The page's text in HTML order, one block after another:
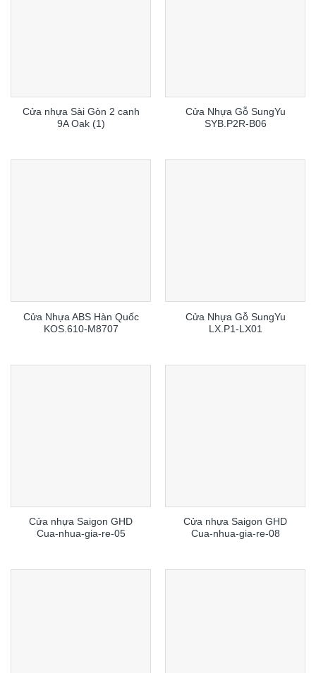
Cửa nhựa Sài Gòn 2 canh
9A Oak (1)
Cửa Nhựa Gỗ SungYu
SYB.P2R-B06
Cửa Nhựa ABS Hàn Quốc
KOS.610-M8707
Cửa Nhựa Gỗ SungYu
LX.P1-LX01
Cửa nhựa Saigon GHD
Cua-nhua-gia-re-05
Cửa nhựa Saigon GHD
Cua-nhua-gia-re-08